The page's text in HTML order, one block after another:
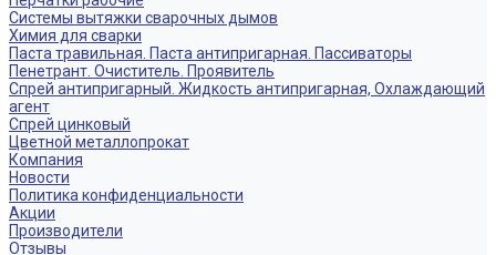
Системы вытяжки сварочных дымов
Химия для сварки
Паста травильная. Паста антипригарная. Пассиваторы
Пенетрант. Очиститель. Проявитель
Спрей антипригарный. Жидкость антипригарная, Охлаждающий
агент
Спрей цинковый
Цветной металлопрокат
Компания
Новости
Политика конфиденциальности
Акции
Производители
Отзывы